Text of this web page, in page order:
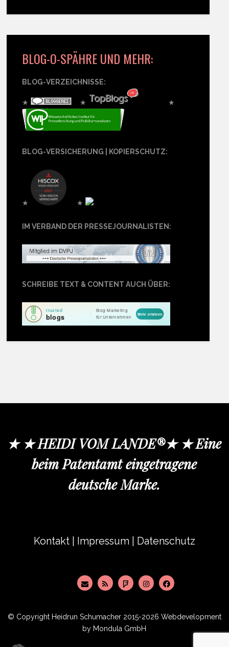
BLOG-O-SPÄHRE UND MEHR:
BLOG-VERZEICHNISSE:
★ ★ ★
BLOG-VERSICHERUNG | KOPIERSCHUTZ:
★ ★
IM VERBAND DER PRESSEJOURNALISTEN:
SCHREIBE TEXT & CONTENT AUCH ÜBER:
★ ★ HEIDI VOM LANDE®★ ★ Eine
beim Patentamt eingetragene
deutsche Marke.
Kontakt Impressum Datenschutz
© Copyright Heidrun Schumacher 2015-2026 Webdevelopment
by Mondula GmbH